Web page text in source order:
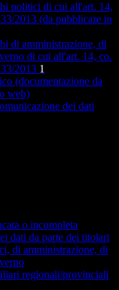
politici di cui all'art. 14,
2013 (da pubblicare in
di amministrazione, di
di cui all'art. 14, co.
2013 1
(documentazione da
web)
dei dati
o incompleta
dati da parte dei titolari
di amministrazione, di
regionali/provinciali